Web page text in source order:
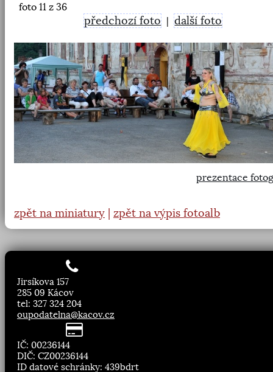
foto 11 z 36
předchozí foto |další foto
prezentace
zpět na miniatury zpět na výpis fotoalb
Jirsíkova 157
285 09 Kácov
tel: 327 324 204
oupodatelna@kacov.cz
IČ: 00236144
DIČ: CZ00236144
ID datové schránky: 439bdrt